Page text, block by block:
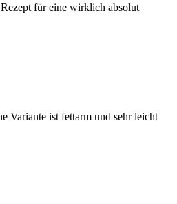
für eine wirklich absolut
Variante ist fettarm und sehr leicht